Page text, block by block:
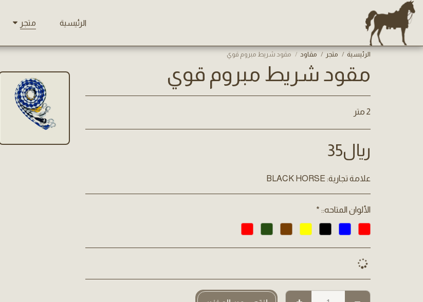
الرئيسية متجر
الرئيسية متجر مقاود مقود شريط مبروم قوي
إنتهى من المخزن مقود شريط مبروم قوي
2 متر
﷼35
علامة تجارية: BLACK HORSE
الألوان المتاحه:: *